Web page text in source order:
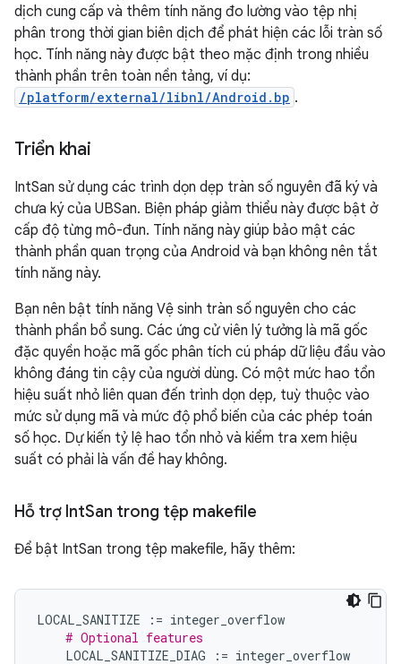
dịch cung cấp và thêm tính năng đo lường vào tệp nhị
phân trong thời gian biên dịch để phát hiện các lỗi tràn số
học. Tính năng này được bật theo mặc định trong nhiều
thành phần trên toàn nền tảng, ví dụ:
/platform/external/libnl/Android.bp .
Triển khai
IntSan sử dụng các trình dọn dẹp tràn số nguyên đã ký và
chưa ký của UBSan. Biện pháp giảm thiểu này được bật ở
cấp độ từng mô-đun. Tính năng này giúp bảo mật các
thành phần quan trọng của Android và bạn không nên tắt
tính năng này.
Bạn nên bật tính năng Vệ sinh tràn số nguyên cho các
thành phần bổ sung. Các ứng cử viên lý tưởng là mã gốc
đặc quyền hoặc mã gốc phân tích cú pháp dữ liệu đầu vào
không đáng tin cậy của người dùng. Có một mức hao tổn
hiệu suất nhỏ liên quan đến trình dọn dẹp, tuỳ thuộc vào
mức sử dụng mã và mức độ phổ biến của các phép toán
số học. Dự kiến tỷ lệ hao tổn nhỏ và kiểm tra xem hiệu
suất có phải là vấn đề hay không.
Hỗ trợ IntSan trong tệp makefile
Để bật IntSan trong tệp makefile, hãy thêm:
LOCAL_SANITIZE := integer_overflow
# Optional features
LOCAL_SANITIZE_DIAG
:= integer_overflow